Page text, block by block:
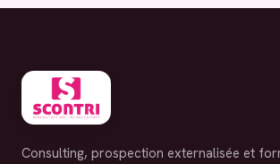
Consulting, prospection externalisée et